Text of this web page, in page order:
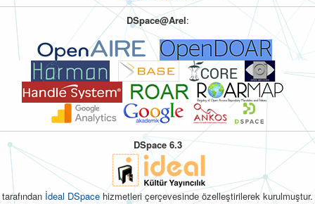
DSpace@Arel:
DSpace 6.3
tarafından İdeal DSpacehizmetleri çerçevesinde özelleştirilerek kurulmuştur.